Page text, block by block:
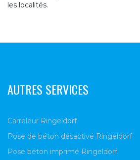
les localités.
AUTRES SERVICES
Carreleur Ringeldorf
Pose de béton désactivé Ringeldorf
Pose béton imprimé Ringeldorf